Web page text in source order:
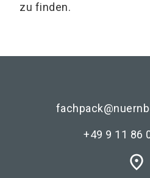
zu finden.
+49 9 11 86
place